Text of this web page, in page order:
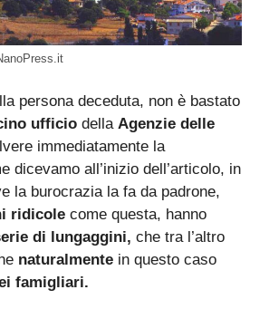
persona deceduta, non è bastato
ufficio della Agenzie delle
immediatamente la
dicevamo all’inizio dell’articolo, in
la burocrazia la fa da padrone,
ridicole come questa, hanno
di lungaggini, che tra l’altro
naturalmente in questo caso
famigliari.